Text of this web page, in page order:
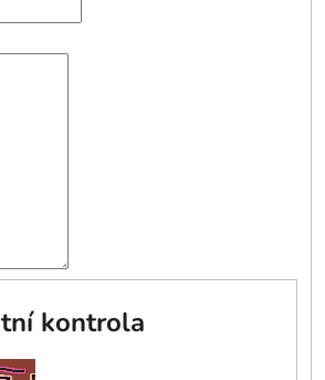
kontrola